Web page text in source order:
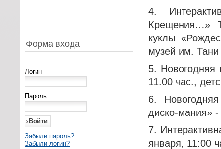
Форма входа
Логин
Пароль
Забыли пароль?
Забыли логин?
4.
Крещения…»
куклы
музей им.
5. Новогодняя
11.00 час.,
6.
диско-мания»
7.
января, 11:00